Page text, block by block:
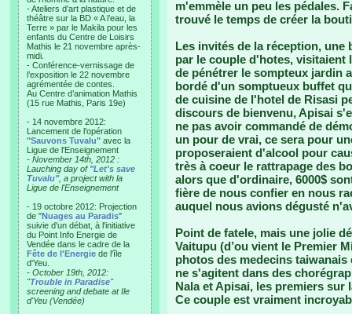
- Ateliers d’art plastique et de
théâtre sur la BD « A l’eau, la
Terre » par le Makila pour les
enfants du Centre de Loisirs
Mathis le 21 novembre après-
midi.
- Conférence-vernissage de
l’exposition le 22 novembre
agrémentée de contes.
Au Centre d’animation Mathis
(15 rue Mathis, Paris 19e)
- 14 novembre 2012:
Lancement de l'opération
"Sauvons Tuvalu" avec la
Ligue de l'Enseignement
- November 14th, 2012 :
Lauching day of "Let's save
Tuvalu", a project with la
Ligue de l'Enseignement
- 19 octobre 2012: Projection
de "Nuages au Paradis"
suivie d'un débat, à l'initiative
du Point Info Energie de
Vendée dans le cadre de la
Fête de l'Energie de l'île
d'Yeu.
- October 19th, 2012:
"Trouble in Paradise"
screening and debate at Ile
d'Yeu (Vendée)
m'emmèle un peu les pédales.
trouvé le temps de créer la
Les invités de la réception, une
par le couple d'hotes, visitaient
de pénétrer le sompteux jardin
bordé d'un somptueux buffet
de cuisine de l'hotel de Risasi
discours de bienvenu, Apisai
ne pas avoir commandé de
un pour de vrai, ce sera pour
proposeraient d'alcool pour
très à coeur le rattrapage des
alors que d'ordinaire, 6000$
fière de nous confier en nous
auquel nous avions dégusté
Point de fatele, mais une jolie
Vaitupu (d’ou vient le Premier
photos des medecins
ne s'agitent dans des
Nala et Apisai, les premiers sur
Ce couple est vraiment